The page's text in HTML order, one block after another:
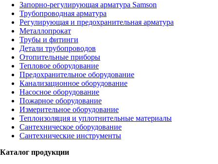
Запорно-регулирующая арматура Samson
Трубопроводная арматура
Регулирующая и предохранительная арматура
Металлопрокат
Трубы и фитинги
Детали трубопроводов
Отопительные приборы
Тепловое оборудование
Предохранительное оборудование
Канализационное оборудование
Насосное оборудование
Пожарное оборудование
Измерительное оборудование
Теплоизоляция и уплотнительные материалы
Сантехническое оборудование
Сантехнические инструменты
Каталог продукции